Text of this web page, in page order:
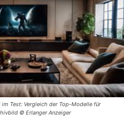
Test: Vergleich der Top-Modelle für
© Erlanger Anzeiger